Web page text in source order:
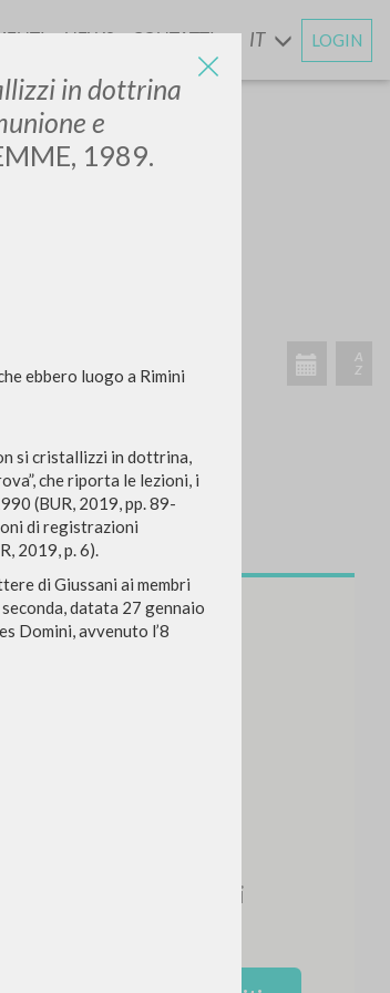
in dottrina
e
1989.
ebbero luogo a Rimini
si cristallizzi in dottrina,
che riporta le lezioni, i
(BUR, 2019, pp. 89-
di registrazioni
2019, p. 6).
di Giussani ai membri
datata 27 gennaio
Domini, avvenuto l’8
ENEWS CONTATTI IT LOGIN